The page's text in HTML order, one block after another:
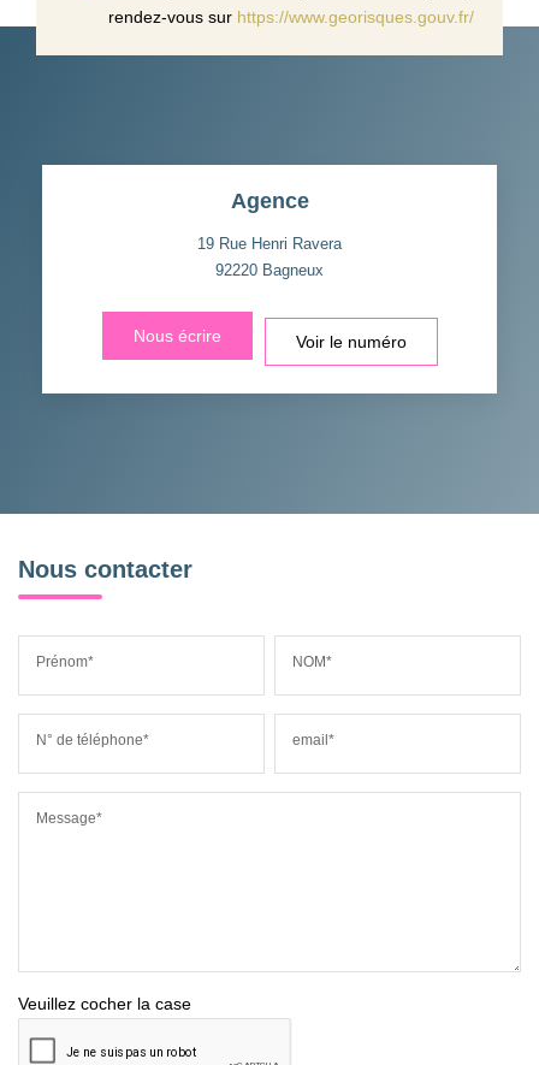
rendez-vous sur https://www.georisques.gouv.fr/
Agence
19 Rue Henri Ravera
92220 Bagneux
Nous écrire Voir le numéro
Nous contacter
Prénom* NOM*
N° de téléphone* email*
Message*
Veuillez cocher la case